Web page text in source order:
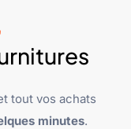
tout vos achats
minutes.